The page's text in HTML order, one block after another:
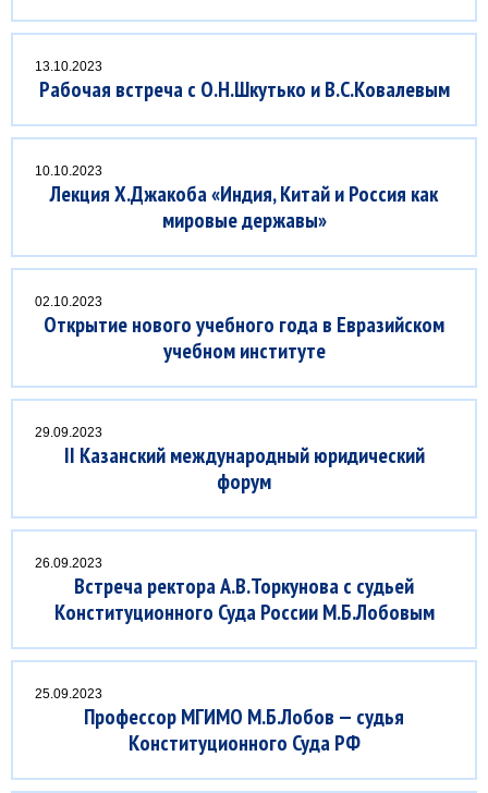
13.10.2023
Рабочая встреча с О.Н.Шкутько и В.С.Ковалевым
10.10.2023
Лекция Х.Джакоба «Индия, Китай и Россия как
мировые державы»
02.10.2023
Открытие нового учебного года в Евразийском
учебном институте
29.09.2023
II Казанский международный юридический
форум
26.09.2023
Встреча ректора А.В.Торкунова с судьей
Конституционного Суда России М.Б.Лобовым
25.09.2023
Профессор МГИМО М.Б.Лобов — судья
Конституционного Суда РФ